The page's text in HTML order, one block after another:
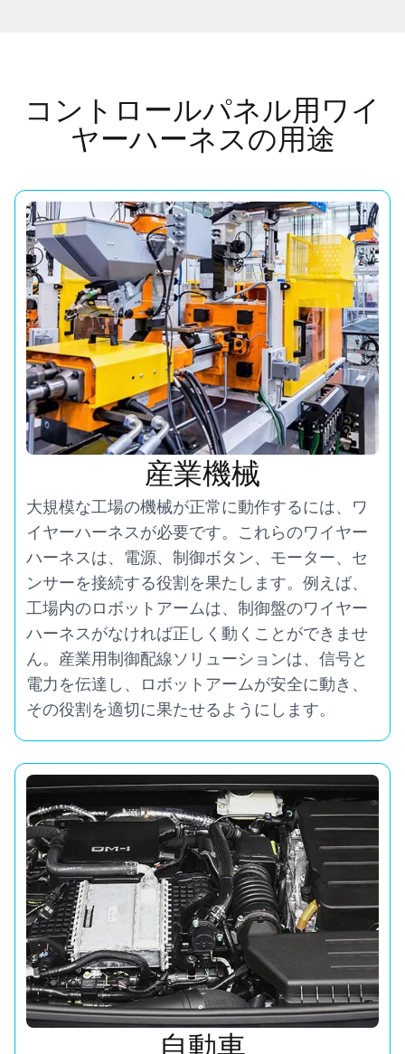
コントロールパネル用ワイ
ヤーハーネスの用途
産業機械
大規模な工場の機械が正常に動作するには、ワ
イヤーハーネスが必要です。これらのワイヤー
ハーネスは、電源、制御ボタン、モーター、セ
ンサーを接続する役割を果たします。例えば、
工場内のロボットアームは、制御盤のワイヤー
ハーネスがなければ正しく動くことができませ
ん。産業用制御配線ソリューションは、信号と
電力を伝達し、ロボットアームが安全に動き、
その役割を適切に果たせるようにします。
自動車